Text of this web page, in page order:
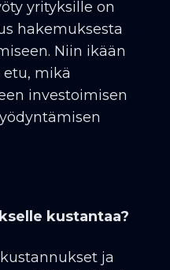
yrityksille on
hakemuksesta
Niin ikään
mikä
investoimisen
kustantaa?
ja